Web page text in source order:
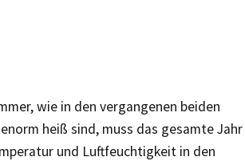
wie in den vergangenen beiden
heiß sind, muss das gesamte Jahr
und Luftfeuchtigkeit in den